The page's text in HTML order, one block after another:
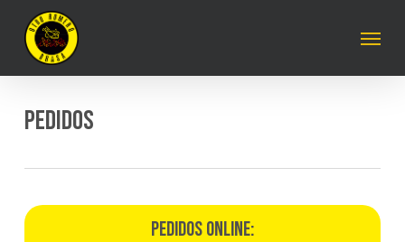
main
content
Menu
PEDIDOS
PEDIDOS ONLINE: